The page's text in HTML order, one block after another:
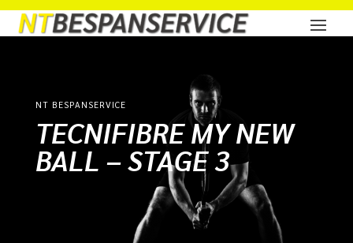
NT BESPANSERVICE
TECNIFIBRE MY NEW
BALL – STAGE 3